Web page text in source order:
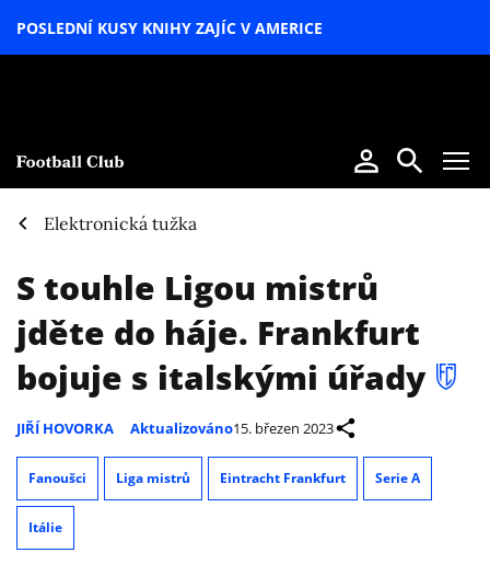
POSLEDNÍ KUSY KNIHY ZAJÍC V AMERICE
Elektronická tužka
S touhle Ligou mistrů
jděte do háje. Frankfurt
bojuje s italskými úřady
JIŘÍ HOVORKA Aktualizováno15. březen 2023
Fanoušci Liga mistrů Eintracht Frankfurt Serie A
Itálie